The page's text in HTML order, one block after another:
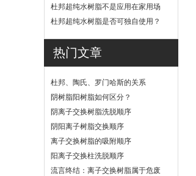
邦UP6040树脂吗？
杜邦超纯水树脂不是应用在家用场
景
杜邦超纯水树脂是否可独自使用？
热门文章
杜邦、陶氏、罗门哈斯的关系
阴树脂阳树脂如何区分？
阴离子交换树脂洗脱顺序
阴阳离子树脂交换顺序
离子交换树脂的吸附顺序
阳离子交换柱洗脱顺序
流言终结：离子交换树脂属于危废